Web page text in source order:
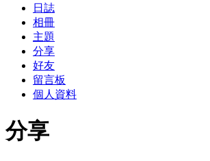
日誌
相冊
主題
分享
好友
留言板
個人資料
分享